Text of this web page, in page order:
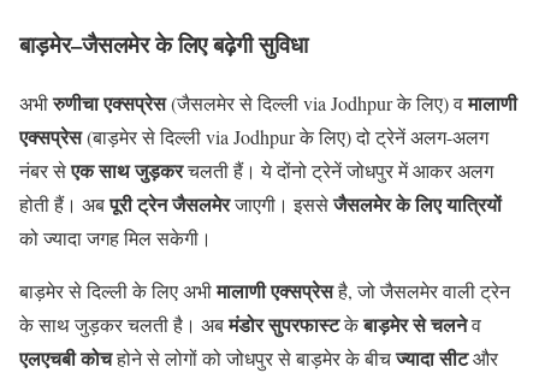
बाड़मेर–जैसलमेरकेलिएबढ़ेगीसुविधा
अभीरुणीचा एक्सप्रेस(जैसलमेर से दिल्ली via Jodhpur के लिए) वमालाणी
एक्सप्रेस(बाड़मेर से दिल्ली via Jodhpur के लिए) दो ट्रेनें अलग-अलग
नंबर सेएक साथ जुड़करचलती हैं। ये दोंनो ट्रेनें जोधपुर में आकर अलग
होती हैं। अबपूरी ट्रेन जैसलमेरजाएगी। इससेजैसलमेर के लिए यात्रियों
को ज्यादा जगह मिल सकेगी।
बाड़मेर से दिल्ली के लिए अभीमालाणी एक्सप्रेसहै, जो जैसलमेर वाली ट्रेन
के साथ जुड़कर चलती है। अबमंडोर सुपरफास्टकेबाड़मेर से चलनेव
एलएचबी कोचहोने से लोगों को जोधपुर से बाड़मेर के बीचज्यादा सीटऔर